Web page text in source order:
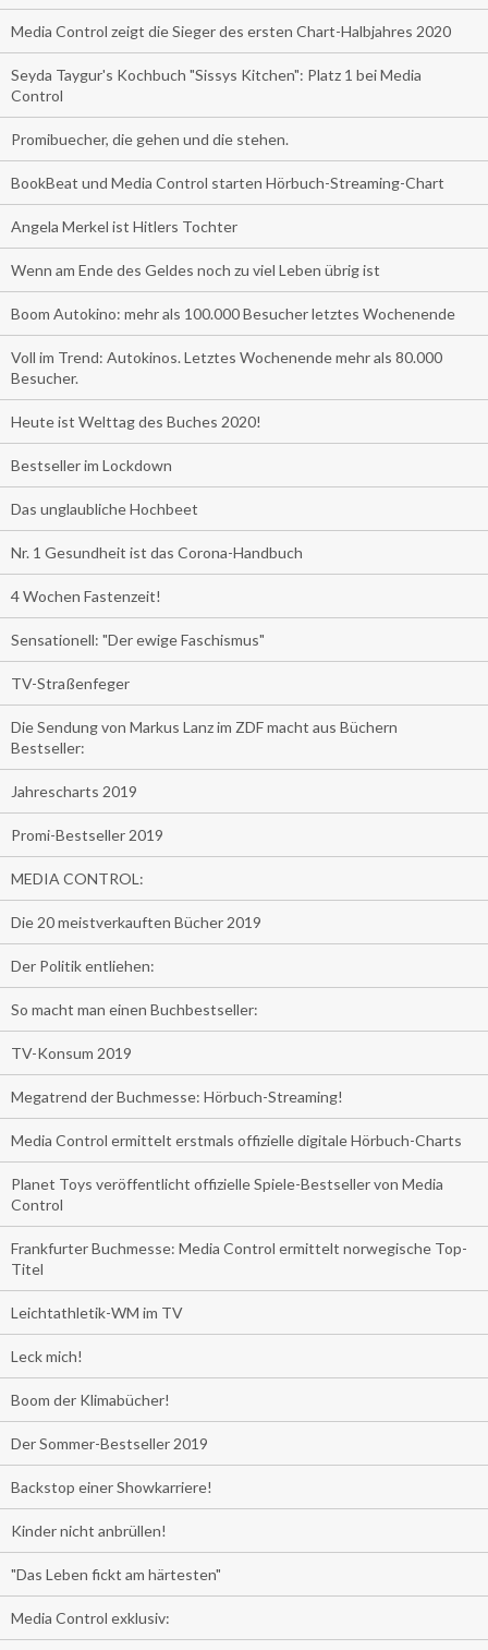
Media Control zeigt die Sieger des ersten Chart-Halbjahres 2020
Seyda Taygur's Kochbuch "Sissys Kitchen": Platz 1 bei Media
Control
Promibuecher, die gehen und die stehen.
BookBeat und Media Control starten Hörbuch-Streaming-Chart
Angela Merkel ist Hitlers Tochter
Wenn am Ende des Geldes noch zu viel Leben übrig ist
Boom Autokino: mehr als 100.000 Besucher letztes Wochenende
Voll im Trend: Autokinos. Letztes Wochenende mehr als 80.000
Besucher.
Heute ist Welttag des Buches 2020!
Bestseller im Lockdown
Das unglaubliche Hochbeet
Nr. 1 Gesundheit ist das Corona-Handbuch
4 Wochen Fastenzeit!
Sensationell: "Der ewige Faschismus"
TV-Straßenfeger
Die Sendung von Markus Lanz im ZDF macht aus Büchern
Bestseller:
Jahrescharts 2019
Promi-Bestseller 2019
MEDIA CONTROL:
Die 20 meistverkauften Bücher 2019
Der Politik entliehen:
So macht man einen Buchbestseller:
TV-Konsum 2019
Megatrend der Buchmesse: Hörbuch-Streaming!
Media Control ermittelt erstmals offizielle digitale Hörbuch-Charts
Planet Toys veröffentlicht offizielle Spiele-Bestseller von Media
Control
Frankfurter Buchmesse: Media Control ermittelt norwegische Top-
Titel
Leichtathletik-WM im TV
Leck mich!
Boom der Klimabücher!
Der Sommer-Bestseller 2019
Backstop einer Showkarriere!
Kinder nicht anbrüllen!
"Das Leben fickt am härtesten"
Media Control exklusiv: